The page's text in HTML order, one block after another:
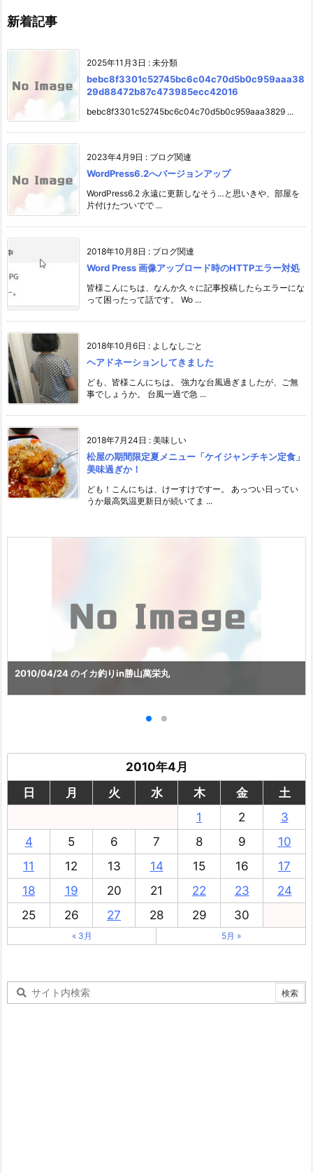
新着記事
2025年11月3日 : 未分類
bebc8f3301c52745bc6c04c70d5b0c959aaa38
29d88472b87c473985ecc42016
bebc8f3301c52745bc6c04c70d5b0c959aaa3829 ...
2023年4月9日 : ブログ関連
WordPress6.2へバージョンアップ
WordPress6.2 永遠に更新しなそう…と思いきや、部屋を
片付けたついでで ...
2018年10月8日 : ブログ関連
Word Press 画像アップロード時のHTTPエラー対処
皆様こんにちは、なんか久々に記事投稿したらエラーにな
って困ったって話です。 Wo ...
2018年10月6日 : よしなしごと
ヘアドネーションしてきました
ども、皆様こんにちは。 強力な台風過ぎましたが、ご無
事でしょうか。 台風一過で急 ...
2018年7月24日 : 美味しい
松屋の期間限定夏メニュー「ケイジャンチキン定食」
美味過ぎか！
ども！こんにちは、けーすけですー。 あっつい日ってい
うか最高気温更新日が続いてま ...
2010/04/24 のイカ釣りin勝山萬栄丸
2010年4月
日
月 火 水 木 金
土
1
2
3
4
5 6 7 8 9
10
11
12 13 14 15 16
17
18
19 20 21 22 23
24
25
26 27 28 29 30
« 3月 5月 »